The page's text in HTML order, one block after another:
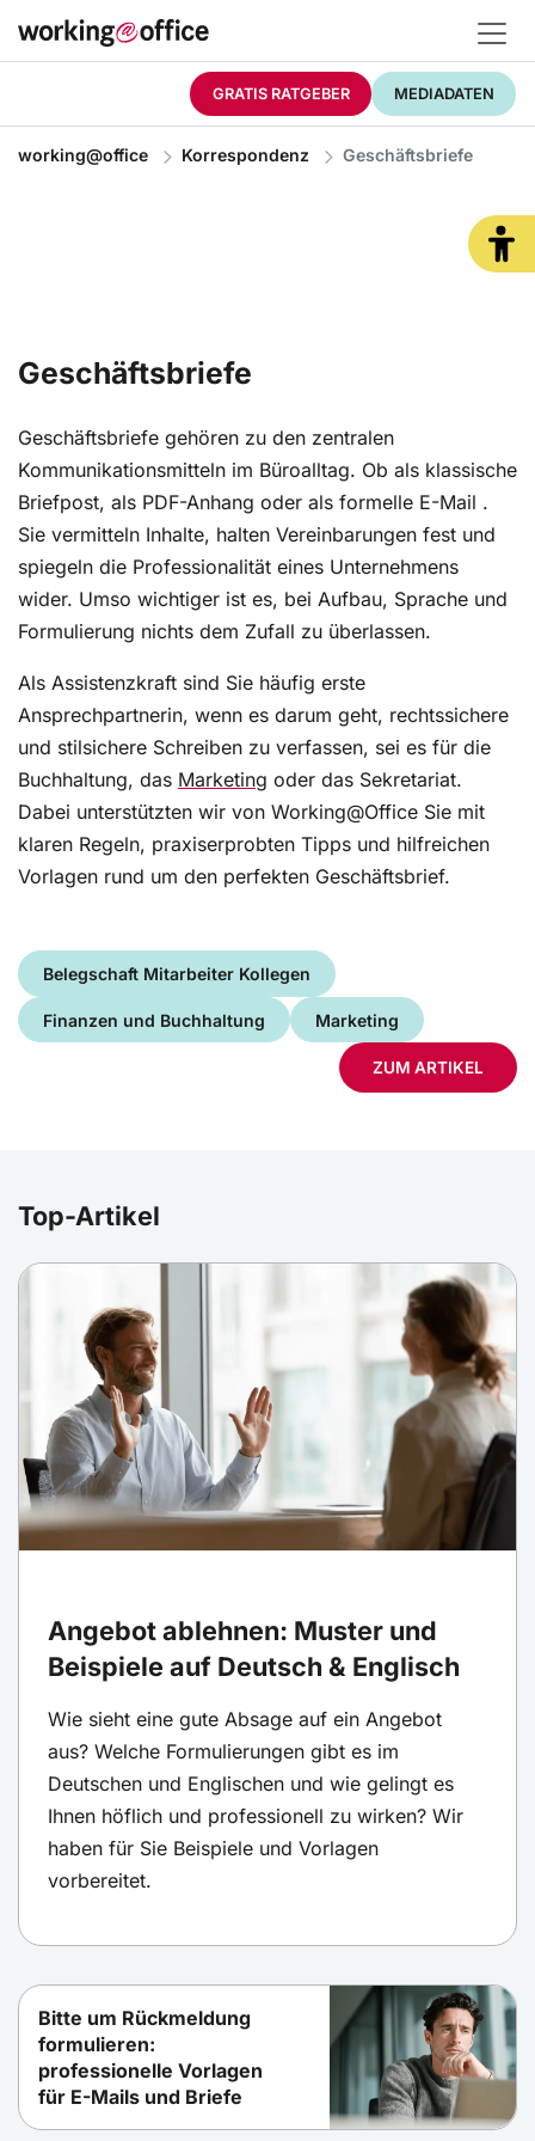
GRATIS RATGEBER MEDIADATEN
working@office Korrespondenz Geschäftsbriefe
Geschäftsbriefe
Geschäftsbriefe gehören zu den zentralen
Kommunikationsmitteln im Büroalltag. Ob als klassische
Briefpost, als PDF-Anhang oder als formelle E-Mail .
Sie vermitteln Inhalte, halten Vereinbarungen fest und
spiegeln die Professionalität eines Unternehmens
wider. Umso wichtiger ist es, bei Aufbau, Sprache und
Formulierung nichts dem Zufall zu überlassen.
Als Assistenzkraft sind Sie häufig erste
Ansprechpartnerin, wenn es darum geht, rechtssichere
und stilsichere Schreiben zu verfassen, sei es für die
Buchhaltung, das Marketing oder das Sekretariat.
Dabei unterstützten wir von Working@Office Sie mit
klaren Regeln, praxiserprobten Tipps und hilfreichen
Vorlagen rund um den perfekten Geschäftsbrief.
Belegschaft Mitarbeiter Kollegen
Finanzen und Buchhaltung Marketing
ZUM ARTIKEL
Top-Artikel
Angebot ablehnen: Muster und
Beispiele auf Deutsch & Englisch
Wie sieht eine gute Absage auf ein Angebot
aus? Welche Formulierungen gibt es im
Deutschen und Englischen und wie gelingt es
Ihnen höflich und professionell zu wirken? Wir
haben für Sie Beispiele und Vorlagen
vorbereitet.
Bitte um Rückmeldung
formulieren:
professionelle Vorlagen
für E-Mails und Briefe